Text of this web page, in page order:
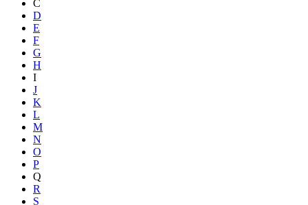
C
D
E
F
G
H
I
J
K
L
M
N
O
P
Q
R
S